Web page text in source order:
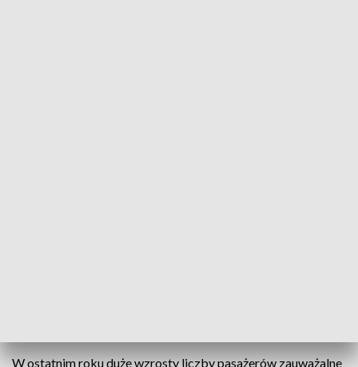
W ostatnim roku duże wzrosty liczby pasażerów zauważalne